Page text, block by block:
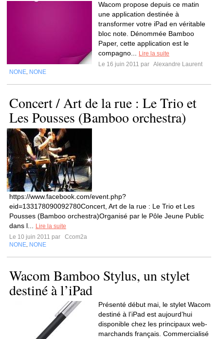
Wacom propose depuis ce matin
une application destinée à
transformer votre iPad en véritable
bloc note. Dénommée Bamboo
Paper, cette application est le
compagno...
Lire la suite
Le 16 juin 2011 par Alexandre Laurent
NONE NONE
Concert / Art de la rue : Le Trio et
Les Pousses (Bamboo orchestra)
https://www.facebook.com/event.php?
eid=133178090092780Concert, Art de la rue : Le Trio et Les
Pousses (Bamboo orchestra)Organisé par le Pôle Jeune Public
dans l...
Lire la suite
Le 10 juin 2011 par
Ccom2a
NONE NONE
Wacom Bamboo Stylus, un stylet
destiné à l’iPad
Présenté début mai, le stylet Wacom
destiné à l’iPad est aujourd’hui
disponible chez les principaux web-
marchands français. Commercialisé